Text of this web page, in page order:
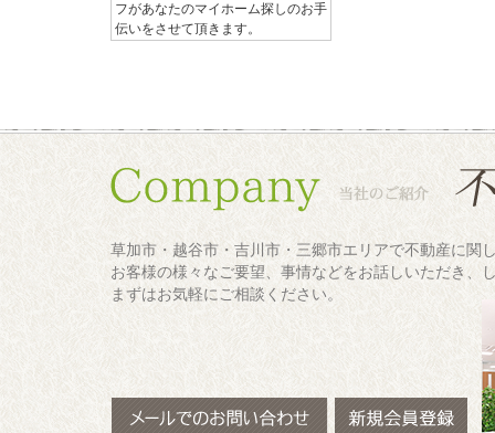
フがあなたのマイホーム探しのお手
伝いをさせて頂きます。
草加市・越谷市・吉川市・三郷市エリアで不動産に関
お客様の様々なご要望、事情などをお話しいただき、
まずはお気軽にご相談ください。